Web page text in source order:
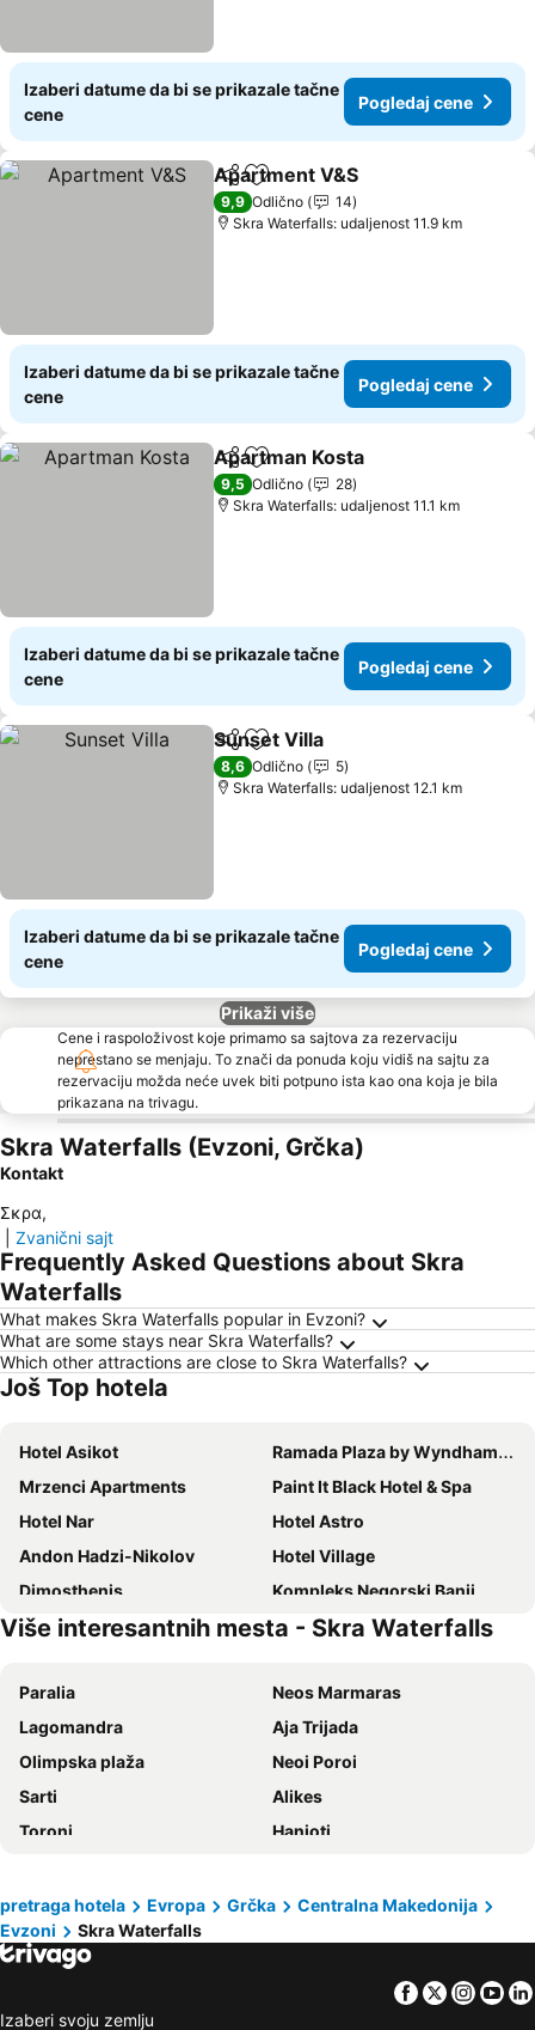
Izaberi datume da bi se prikazale tačne
cene
Pogledaj cene
Deli Dodati u favorite
Apartment V&S
9,9 Odlično
14
Skra Waterfalls: udaljenost 11.9 km
Izaberi datume da bi se prikazale tačne
cene
Pogledaj cene
Deli Dodati u favorite
Apartman Kosta
9,5 Odlično
28
Skra Waterfalls: udaljenost 11.1 km
Izaberi datume da bi se prikazale tačne
cene
Pogledaj cene
Deli Dodati u favorite
Sunset Villa
8,6 Odlično
5
Skra Waterfalls: udaljenost 12.1 km
Izaberi datume da bi se prikazale tačne
cene
Pogledaj cene
Prikaži više
Cene i raspoloživost koje primamo sa sajtova za rezervaciju
neprestano se menjaju. To znači da ponuda koju vidiš na sajtu za
rezervaciju možda neće uvek biti potpuno ista kao ona koja je bila
prikazana na trivagu.
Skra Waterfalls (Evzoni, Grčka)
Kontakt
Σκρα,
Zvanični sajt
Frequently Asked Questions about Skra
Waterfalls
What makes Skra Waterfalls popular in Evzoni?
What are some stays near Skra Waterfalls?
Which other attractions are close to Skra Waterfalls?
Još Top hotela
Hotel Asikot
Ramada Plaza by Wyndham Gevgelija
Mrzenci Apartments
Paint It Black Hotel & Spa
Hotel Nar
Hotel Astro
Andon Hadzi-Nikolov
Hotel Village
Dimosthenis
Kompleks Negorski Banji
Hotel Casino FlaminGO
Vardar Motel
Više interesantnih mesta - Skra Waterfalls
Paralia
Neos Marmaras
Lagomandra
Aja Trijada
Olimpska plaža
Neoi Poroi
Sarti
Alikes
Toroni
Hanioti
Dojransko jezero
Plaža Pefkohori
Ohridsko jezero
Skotina
pretraga hotela Evropa Grčka
Centralna Makedonija
Evzoni
Skra Waterfalls
Facebook
Twitter
Izaberi svoju zemlju